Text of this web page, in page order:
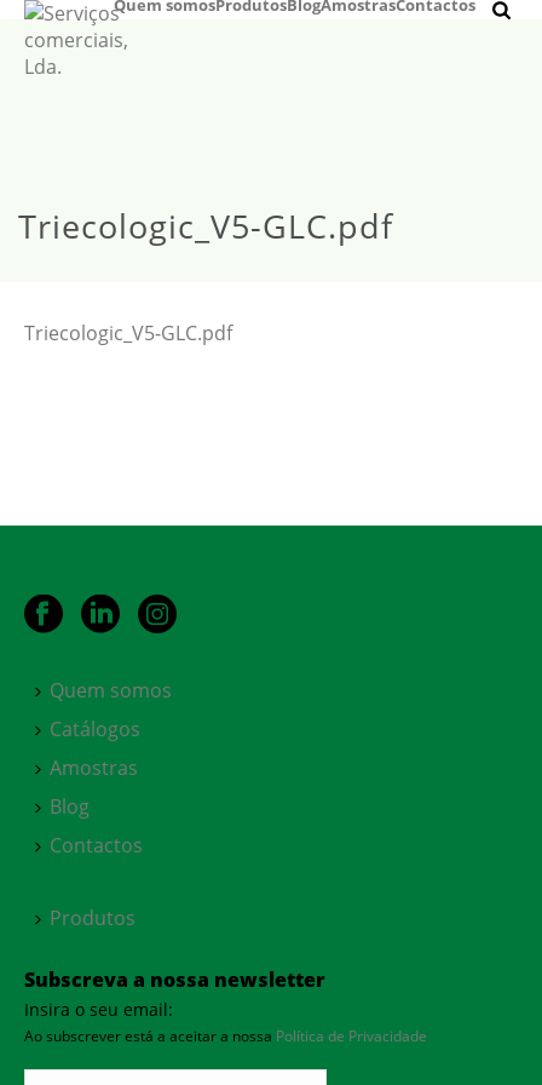
Quem somosProdutosBlogAmostrasContactos
Triecologic_V5-GLC.pdf
Triecologic_V5-GLC.pdf
Quem somos
Catálogos
Amostras
Blog
Contactos
Produtos
Subscreva a nossa newsletter
Insira o seu email:
Ao subscrever está a aceitar a nossa Política de Privacidade